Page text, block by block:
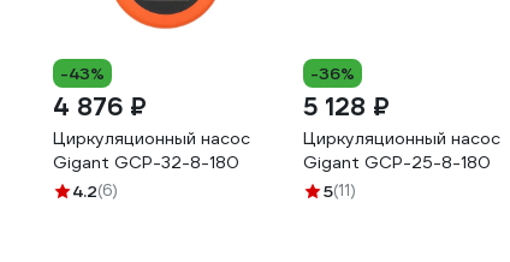
-43%
4 876 ₽
Циркуляционный насос
Gigant GСP-32-8-180
4.2(6)
-36%
5 128 ₽
Циркуляционный насос
Gigant GСP-25-8-180
5(11)